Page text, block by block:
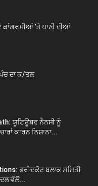
ਕਾਂਗਰਸੀਆਂ ’ਤੇ ਪਾਣੀ ਦੀਆਂ
ਦਾ ਕ/ਤਲ
ਯੂਟਿਊਬਰ ਨੈਨਸੀ ਨੂੰ
ਕਾਰਨ ਨਿਸ਼ਾਨਾ...
ਫਰੀਦਕੋਟ ਬਲਾਕ ਸਮਿਤੀ
ਵੱਲੋਂ...